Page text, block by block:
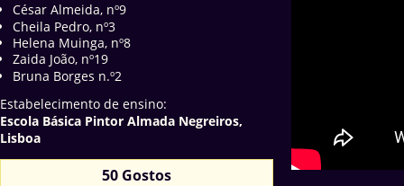
César Almeida, nº9
Cheila Pedro, nº3
Helena Muinga, nº8
Zaida João, nº19
Bruna Borges n.º2
Estabelecimento de ensino:
Escola Básica Pintor Almada Negreiros,
Lisboa
50 Gostos